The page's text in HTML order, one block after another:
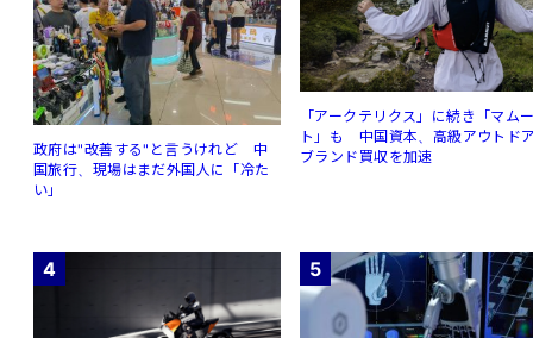
政府は"改善する"と言うけれど 中
国旅行、現場はまだ外国人に「冷た
い」
「アークテリクス」に続き「マム
ト」も 中国資本、高級アウトド
ブランド買収を加速
4 5